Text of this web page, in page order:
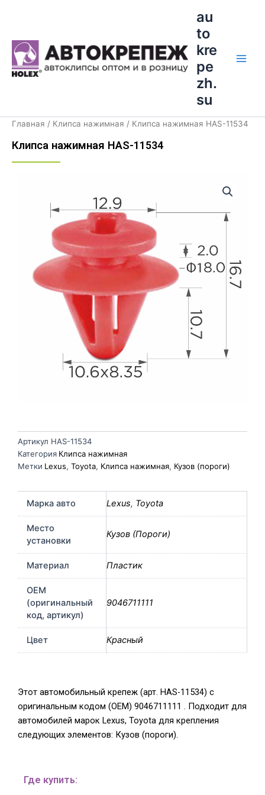
au
to
kre
pe
zh.
su
Главная / Клипса нажимная / Клипса нажимная HAS-11534
Клипса нажимная HAS-11534
Артикул HAS-11534
Категория Клипса нажимная
Метки Lexus, Toyota, Клипса нажимная, Кузов (пороги)
Марка авто Lexus, Toyota
Место
установки
Кузов (Пороги)
Материал Пластик
OEM
(оригинальный
код, артикул)
9046711111
Цвет Красный
Этот автомобильный крепеж (арт. HAS-11534) с
оригинальным кодом (OEM) 9046711111 . Подходит для
автомобилей марок Lexus, Toyota для крепления
следующих элементов: Кузов (пороги).
Где купить: